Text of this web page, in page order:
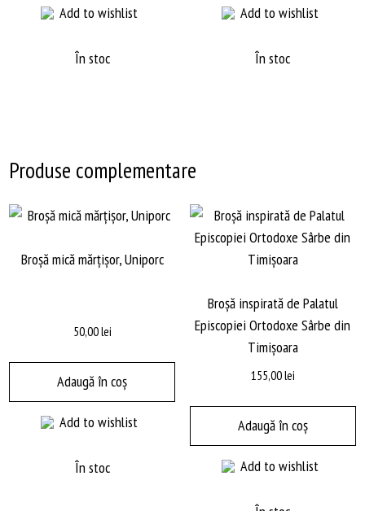
Add to wishlist
În stoc
Add to wishlist
În stoc
Produse complementare
Broșă mică mărțișor, Uniporc
50,00lei
Adaugă în coș
Add to wishlist
În stoc
Broșă inspirată de Palatul
Episcopiei Ortodoxe Sârbe din
Timișoara
155,00lei
Adaugă în coș
Add to wishlist